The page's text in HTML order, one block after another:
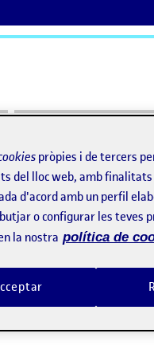
pròpies i de tercers
del lloc web, amb
d'acord amb un perfil
o configurar les teves
la nostra política de